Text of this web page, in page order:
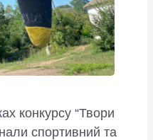
конкурсу “Твори
спортивний та